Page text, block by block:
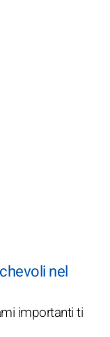
nel
importanti ti